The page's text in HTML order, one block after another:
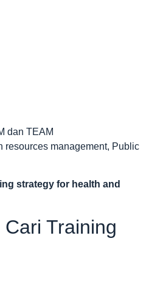
dan TEAM
resources management, Public
strategy for health and
Training